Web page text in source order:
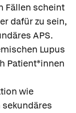
Fällen scheint
dafür zu sein,
APS.
Lupus
Patient*innen
wie
sekundäres